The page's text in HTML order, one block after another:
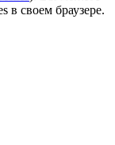
в своем браузере.